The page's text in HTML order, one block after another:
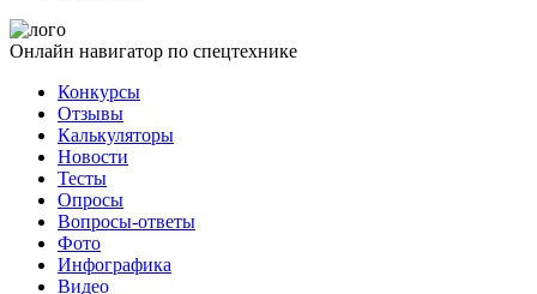
Онлайн навигатор по спецтехнике
Конкурсы
Отзывы
Калькуляторы
Новости
Тесты
Опросы
Вопросы-ответы
Фото
Инфографика
Видео